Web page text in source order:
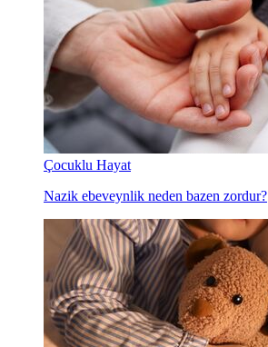
Çocuklu Hayat
Nazik ebeveynlik neden bazen zordur?